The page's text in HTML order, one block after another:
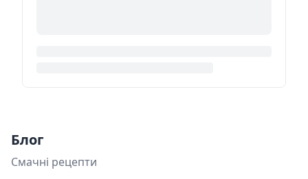
Блог
Смачні рецепти